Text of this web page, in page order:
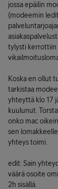
jossa epäilin
(modeemin
tylysti kerrottiin
Koska en ollut
tarkistaa
yhteyttä klo 17
kuulunut.
onko mac
sen
yhteys toimi.
edit: Sain
väärä osoite
2h sisällä.